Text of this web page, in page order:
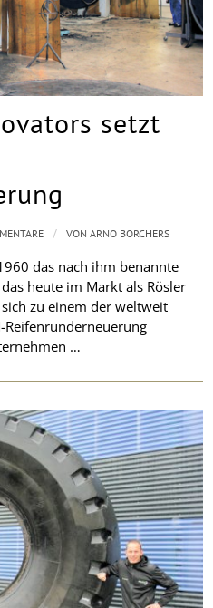
setzt
das nach ihm benannte
heute im Markt als Rösler
zu einem der weltweit
…
/ VONARNO BORCHERS